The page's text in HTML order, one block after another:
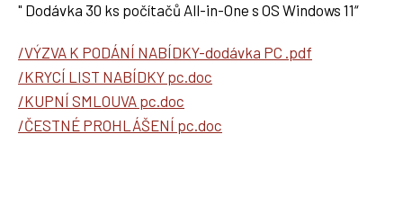
" Dodávka 30 ks počítačů All-in-One s OS Windows 11“
/VÝZVA K PODÁNÍ NABÍDKY-dodávka PC .pdf
/KRYCÍ LIST NABÍDKY pc.doc
/KUPNÍ SMLOUVA pc.doc
/ČESTNÉ PROHLÁŠENÍ pc.doc